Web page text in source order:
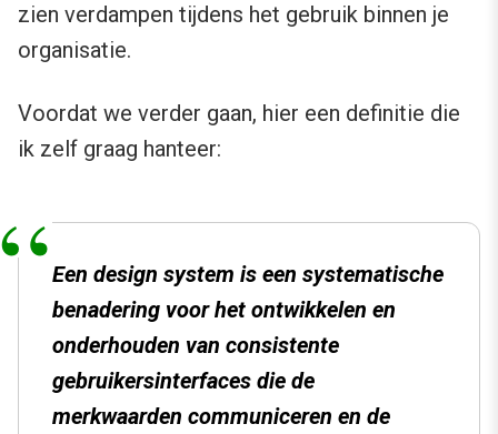
zien verdampen tijdens het gebruik binnen je
organisatie.
Voordat we verder gaan, hier een definitie die
ik zelf graag hanteer:
Een design system is een systematische
benadering voor het ontwikkelen en
onderhouden van consistente
gebruikersinterfaces die de
merkwaarden communiceren en de